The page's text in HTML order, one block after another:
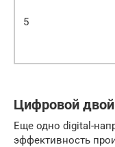
5
Цифровой
Еще одно digital-
эффективность